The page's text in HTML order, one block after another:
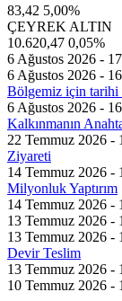
83,42 5,00%
ÇEYREK ALTIN
10.620,47 0,05%
6 Ağustos 2026 -
6 Ağustos 2026 -
Bölgemiz için tarihi
6 Ağustos 2026 -
Kalkınmanın
22 Temmuz 2026 -
Ziyareti
14 Temmuz 2026 -
Milyonluk Yaptırım
14 Temmuz 2026 -
13 Temmuz 2026 -
13 Temmuz 2026 -
Devir Teslim
13 Temmuz 2026 -
10 Temmuz 2026 -